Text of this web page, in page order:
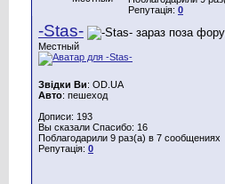
Репутація: 0
-Stas-
Местный
Звідки Ви: OD.UA
Авто: пешеход
Дописи: 193
Вы сказали Спасибо: 16
Поблагодарили 9 раз(а) в 7 сообщениях
Репутація: 0